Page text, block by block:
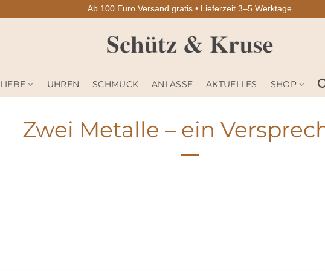
Ab 100 Euro Versand gratis • Lieferzeit 3–5 Werktage
LIEBE UHREN SCHMUCK ANLÄSSE AKTUELLES SHOP
Zwei Metalle – ein